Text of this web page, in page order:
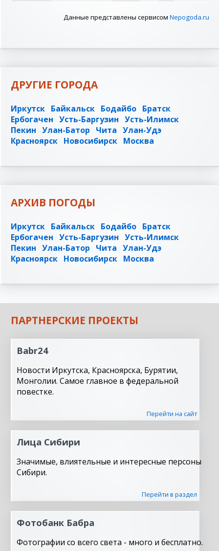
Данные представлены сервисом Nepogoda.ru
ДРУГИЕ ГОРОДА
Иркутск Байкальск Бодайбо Братск
Ербогачен Усть-Баргузин Усть-Илимск
Пекин Улан-Батор Чита Улан-Удэ
Красноярск Новосибирск Москва
АРХИВ ПОГОДЫ
Иркутск Байкальск Бодайбо Братск
Ербогачен Усть-Баргузин Усть-Илимск
Пекин Улан-Батор Чита Улан-Удэ
Красноярск Новосибирск Москва
ПАРТНЕРСКИЕ ПРОЕКТЫ
Babr24
Новости Иркутска, Красноярска, Бурятии,
Монголии. Самое главное в федеральной
повестке.
Перейти на сайт
Лица Сибири
Значимые, влиятельные и интересные персоны
Сибири.
Перейти в раздел
Фотобанк Бабра
Фотографии со всего света - много и бесплатно.